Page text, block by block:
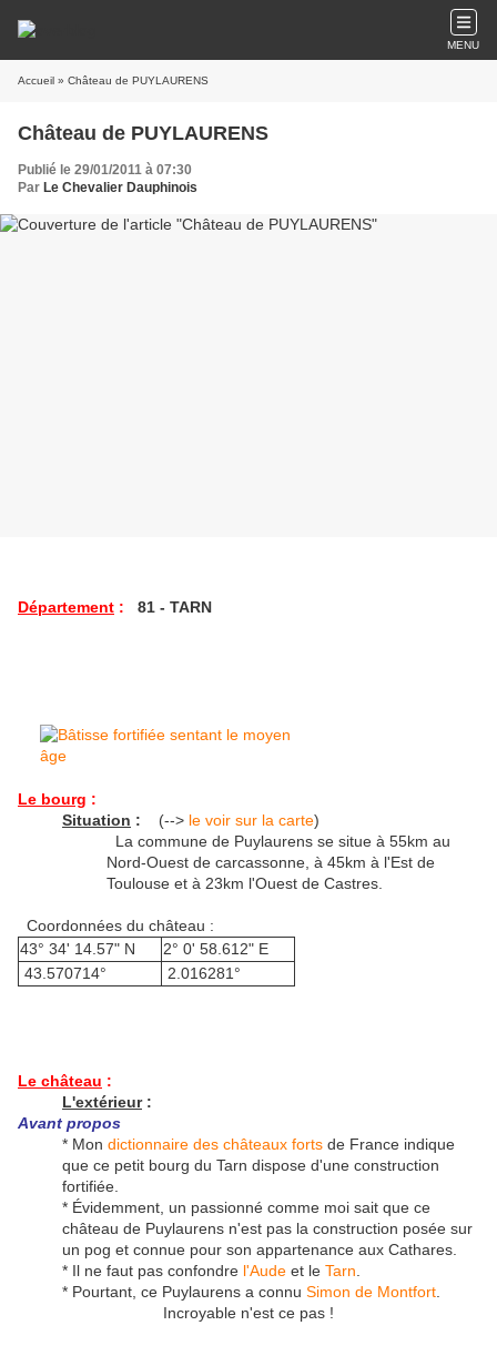
MENU
Accueil » Château de PUYLAURENS
Château de PUYLAURENS
Publié le 29/01/2011 à 07:30
Par Le Chevalier Dauphinois
Département : 81 - TARN
Le bourg :
Situation : (--> le voir sur la carte)
La commune de Puylaurens se situe à 55km au
Nord-Ouest de carcassonne, à 45km à l'Est de
Toulouse et à 23km l'Ouest de Castres.
Coordonnées du château :
43° 34' 14.57" N
2° 0' 58.612" E
43.570714°
2.016281°
Le château :
L'extérieur:
Avant propos
* Mon dictionnaire des châteaux forts de France indique
que ce petit bourg du Tarn dispose d'une construction
fortifiée.
* Évidemment, un passionné comme moi sait que ce
château de Puylaurens n'est pas la construction posée sur
un pog et connue pour son appartenance aux Cathares.
* Il ne faut pas confondre l'Aude et le Tarn
* Pourtant, ce Puylaurens a connu Simon de Montfort
Incroyable n'est ce pas !